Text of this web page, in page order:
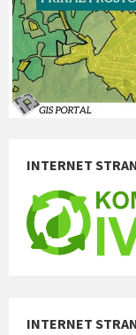
INTERNET
INTERNET